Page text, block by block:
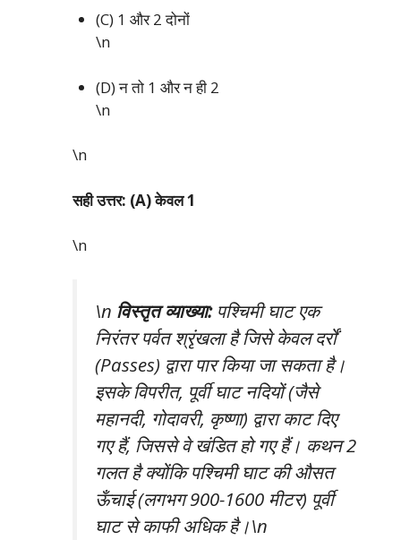
(C) 1 और 2 दोनों
\n
(D) न तो 1 और न ही 2
\n
\n
सही उत्तर: (A) केवल 1
\n
\n विस्तृत व्याख्या:पश्चिमी घाट एक
निरंतर पर्वत श्रृंखला है जिसे केवल दर्रों
(Passes) द्वारा पार किया जा सकता है।
इसके विपरीत, पूर्वी घाट नदियों (जैसे
महानदी, गोदावरी, कृष्णा) द्वारा काट दिए
गए हैं, जिससे वे खंडित हो गए हैं। कथन 2
गलत है क्योंकि पश्चिमी घाट की औसत
ऊँचाई (लगभग 900-1600 मीटर) पूर्वी
घाट से काफी अधिक है।\n